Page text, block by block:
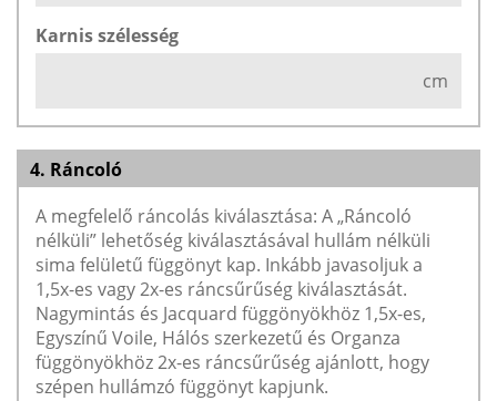
Karnis szélesség
cm
4. Ráncoló
A megfelelő ráncolás kiválasztása: A „Ráncoló
nélküli” lehetőség kiválasztásával hullám nélküli
sima felületű függönyt kap. Inkább javasoljuk a
1,5x-es vagy 2x-es ráncsűrűség kiválasztását.
Nagymintás és Jacquard függönyökhöz 1,5x-es,
Egyszínű Voile, Hálós szerkezetű és Organza
függönyökhöz 2x-es ráncsűrűség ajánlott, hogy
szépen hullámzó függönyt kapjunk.